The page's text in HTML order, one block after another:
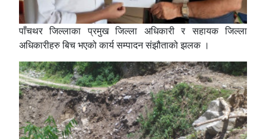
पाँचथर जिल्लाका प्रमुख जिल्ला अधिकारी र सहायक जिल्ला
अधिकारीहरु बिच भएको कार्य सम्पादन संझौताको झलक ।